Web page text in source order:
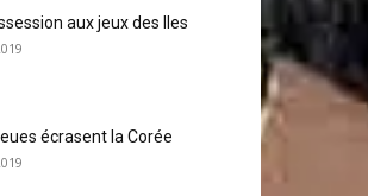
aux jeux des Iles
écrasent la Corée